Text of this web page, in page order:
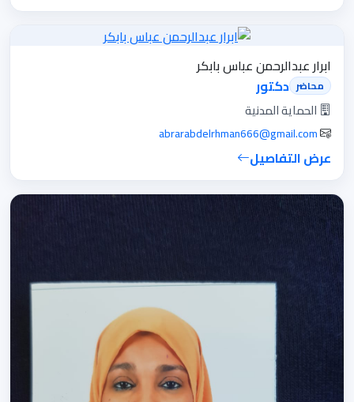
ابرار عبدالرحمن عباس بابكر
محاضر دكتور
الحماية المدنية
abrarabdelrhman666@gmail.com
عرض التفاصيل